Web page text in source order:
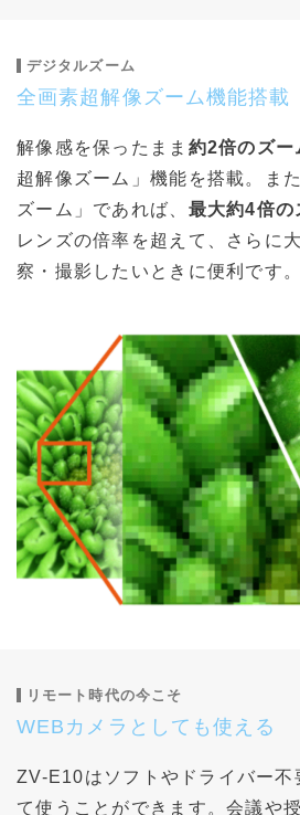
デジタルズーム
全画素超解像ズーム機能搭載
解像感を保ったまま 約2倍のズー
超解像ズーム」機能を搭載。ま
ズーム」であれば、 最大約4倍の
レンズの倍率を超えて、さらに
察・撮影したいときに便利です。
リモート時代の今こそ
WEBカメラとしても使える
ZV-E10はソフトやドライバー不
て使うことができます。会議や